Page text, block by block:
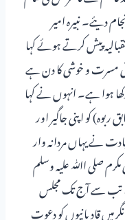
دیئے۔ نبیرہ امیر
پیش کرتے ہوئے کہا
مسرت و خوشی کا دن ہے
ہوا ہے۔ انہوں نے کہا
کو اپنی جاگیر اور
نے یہاں مردانہ وار
مکرم صلی اﷲ علیہ وسلم
تب سے آج تک مجلس
میں قادیانیوں کو دعوت